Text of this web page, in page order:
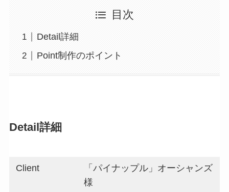
目次
Detail詳細
Point制作のポイント
Detail 詳細
Client
「パイナップル」オーシャンズ
様